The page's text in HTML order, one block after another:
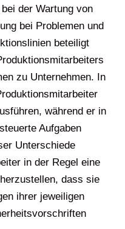
der Wartung von
bei Problemen und
beteiligt
zu Unternehmen. In
während er in
Aufgaben
Unterschiede
in der Regel eine
dass sie
ihrer jeweiligen